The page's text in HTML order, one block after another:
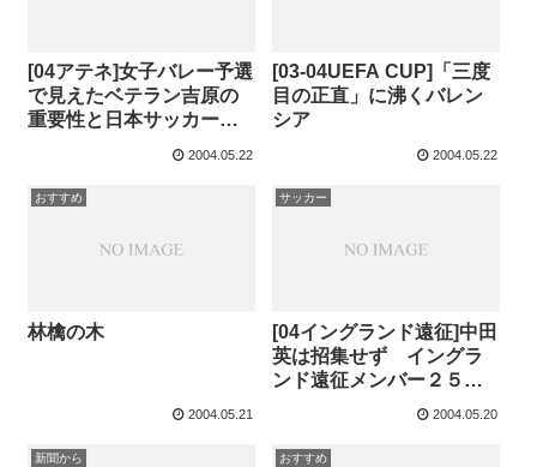
[04アテネ]女子バレー予選
で見えたベテラン吉原の
重要性と日本サッカーで
2004.05.22
[03-04UEFA CUP]「三度
目の正直」に沸くバレン
シア
2004.05.22
おすすめ
林檎の木
2004.05.21
サッカー
[04イングランド遠征]中田
英は招集せず イングラ
ンド遠征メンバー２５名
発表＝サッカー日本代表
2004.05.20
新聞から おすすめ